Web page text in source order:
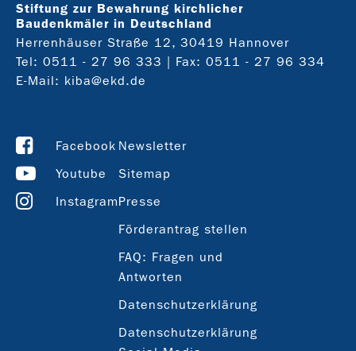
Stiftung zur Bewahrung kirchlicher
Baudenkmäler in Deutschland
Herrenhäuser Straße 12, 30419 Hannover
Tel: 0511 - 27 96 333
| Fax: 0511 - 27 96 334
E-Mail: kiba@ekd.de
Facebook
Youtube
Instagram
Newsletter
Sitemap
Presse
Förderantrag stellen
FAQ: Fragen und
Antworten
Datenschutzerklärung
Datenschutzerklärung